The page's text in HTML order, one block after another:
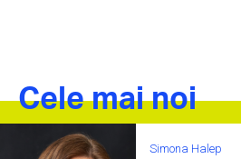
Cele mai noi
Simona Halep